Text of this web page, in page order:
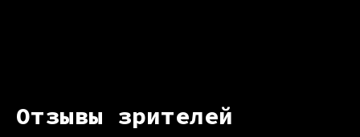
Отзывы зрителей